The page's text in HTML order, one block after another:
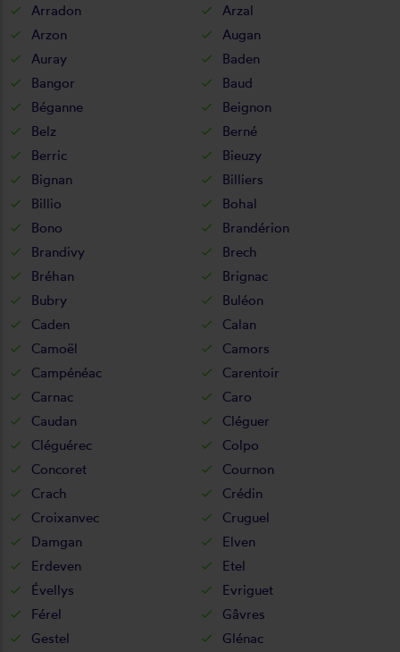
Arradon
Arzal
Arzon
Augan
Auray
Baden
Bangor
Baud
Béganne
Beignon
Belz
Berné
Berric
Bieuzy
Bignan
Billiers
Billio
Bohal
Bono
Brandérion
Brandivy
Brech
Bréhan
Brignac
Bubry
Buléon
Caden
Calan
Camoël
Camors
Campénéac
Carentoir
Carnac
Caro
Caudan
Cléguer
Cléguérec
Colpo
Concoret
Cournon
Crach
Crédin
Croixanvec
Cruguel
Damgan
Elven
Erdeven
Etel
Évellys
Evriguet
Férel
Gâvres
Gestel
Glénac